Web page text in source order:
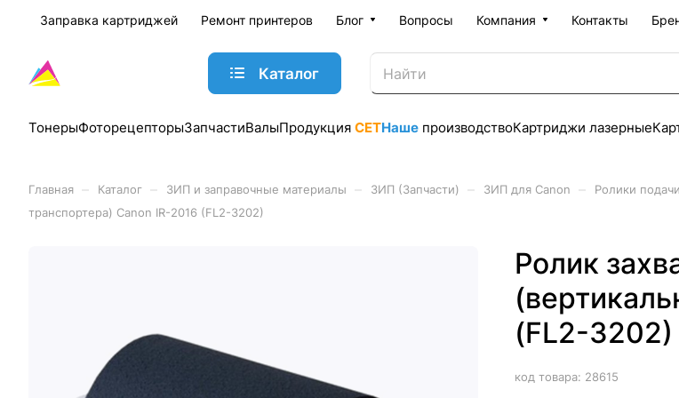
Заправка картриджей Ремонт принтеров Блог Вопросы Компания Контакты
Каталог
ТонерыФоторецепторыЗапчастиВалыПродукция CETНаше производствоКартриджи лазерные
Главная Каталог ЗИП и заправочные материалы ЗИП (Запчасти) ЗИП для Canon Ролики
транспортера) Canon IR-2016 (FL2-3202)
Ролик
(FL2-3202)
код товара: 28615